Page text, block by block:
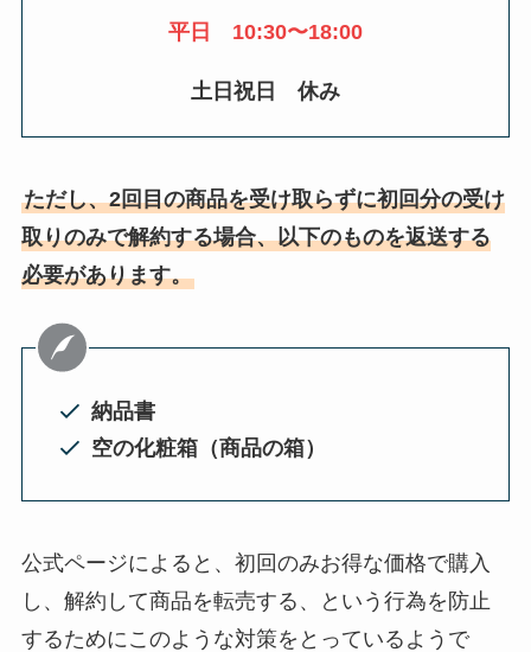
平日 10:30〜18:00
土日祝日 休み
ただし、2回目の商品を受け取らずに初回分の受け
取りのみで解約する場合、以下のものを返送する
必要があります。
納品書
空の化粧箱（商品の箱）
公式ページによると、初回のみお得な価格で購入
し、解約して商品を転売する、という行為を防止
するためにこのような対策をとっているようで